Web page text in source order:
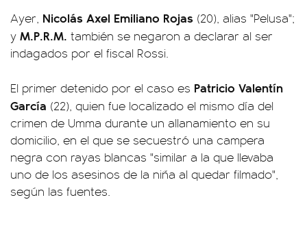
Ayer, Nicolás Axel Emiliano Rojas (20), alias "Pelusa";
y M.P.R.M. también se negaron a declarar al ser
indagados por el fiscal Rossi.
El primer detenido por el caso es Patricio Valentín
García (22), quien fue localizado el mismo día del
crimen de Umma durante un allanamiento en su
domicilio, en el que se secuestró una campera
negra con rayas blancas "similar a la que llevaba
uno de los asesinos de la niña al quedar filmado",
según las fuentes.